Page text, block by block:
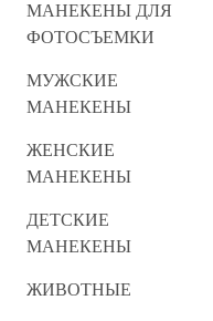
МАНЕКЕНЫ ДЛЯ
ФОТОСЪЕМКИ
МУЖСКИЕ
МАНЕКЕНЫ
ЖЕНСКИЕ
МАНЕКЕНЫ
ДЕТСКИЕ
МАНЕКЕНЫ
ЖИВОТНЫЕ